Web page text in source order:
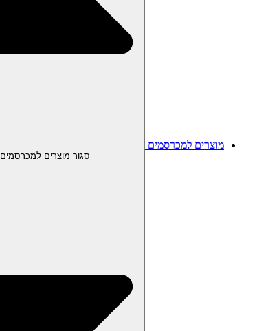
מוצרים למכרסמים
סגור מוצרים למכרסמים